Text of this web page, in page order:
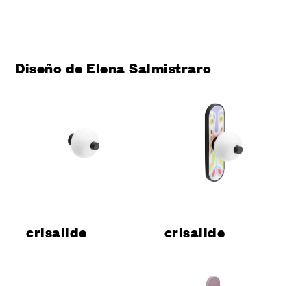
Diseño de Elena Salmistraro
crisalide crisalide